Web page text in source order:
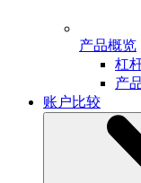
产品概览
杠
产
账户比较